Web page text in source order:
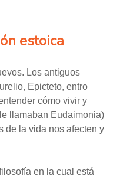
estoica
Los antiguos
Epicteto, entro
cómo vivir y
llamaban Eudaimonia)
de la vida nos afecten y
en la cual está